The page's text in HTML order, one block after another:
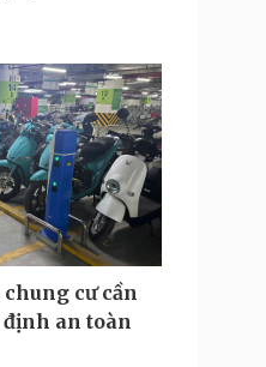
cư cần
an toàn